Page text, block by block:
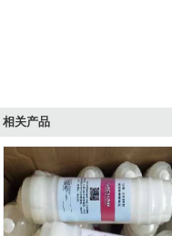
相关产品